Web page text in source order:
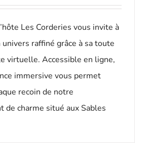
Les Corderies vous invite à
raffiné grâce à sa toute
virtuelle. Accessible en ligne,
immersive vous permet
recoin de notre
de charme situé aux Sables